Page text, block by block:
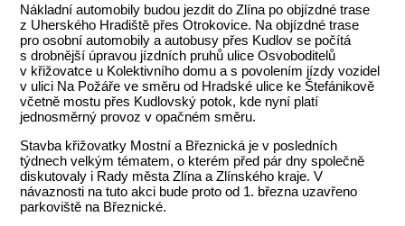
Nákladní automobily budou jezdit do Zlína po objízdné trase
z Uherského Hradiště přes Otrokovice. Na objízdné trase
pro osobní automobily a autobusy přes Kudlov se počítá
s drobnější úpravou jízdních pruhů ulice Osvoboditelů
v křižovatce u Kolektivního domu a s povolením jízdy vozidel
v ulici Na Požáře ve směru od Hradské ulice ke Štefánikově
včetně mostu přes Kudlovský potok, kde nyní platí
jednosměrný provoz v opačném směru.
Stavba křižovatky Mostní a Březnická je v posledních
týdnech velkým tématem, o kterém před pár dny společně
diskutovaly i Rady města Zlína a Zlínského kraje. V
návaznosti na tuto akci bude proto od 1. března uzavřeno
parkoviště na Březnické.